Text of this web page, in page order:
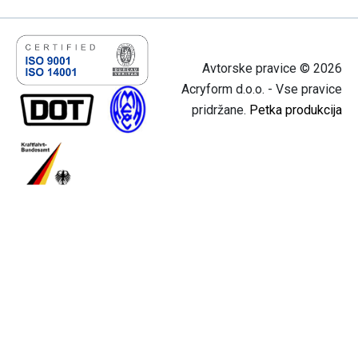
Avtorske pravice © 2026
Acryform d.o.o. - Vse pravice
pridržane. Petka produkcija